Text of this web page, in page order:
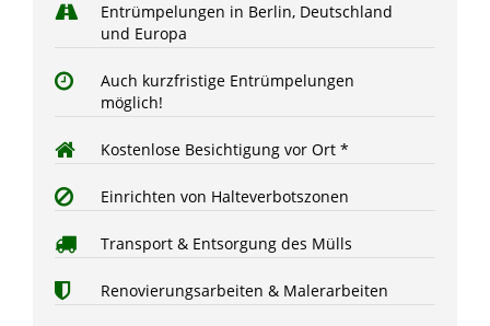
Entrümpelungen in Berlin, Deutschland
und Europa
Auch kurzfristige Entrümpelungen
möglich!
Kostenlose Besichtigung vor Ort *
Einrichten von Halteverbotszonen
Transport & Entsorgung des Mülls
Renovierungsarbeiten & Malerarbeiten